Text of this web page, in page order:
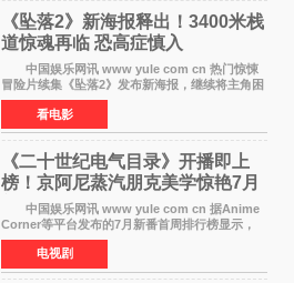
《坠落2》新海报释出！3400米栈
道惊魂再临 恐高症慎入
中国娱乐网讯 www yule com cn 热门惊悚
冒险片续集《坠落2》发布新海报，继续将主角困
于绝境高处——这一次，是摇摇欲坠的徒步栈
道。该片将于今年9月2日北美上映，恐高症患者
请提前做好心理
看电影
《二十世纪电气目录》开播即上
榜！京阿尼蒸汽朋克美学惊艳7月
新番季
中国娱乐网讯 www yule com cn 据Anime
Corner等平台发布的7月新番首周排行榜显示，
由京都动画制作的《二十世纪电气目录》在多个
榜单中表现亮眼，位列AniLab全球TOP10第十
名。该剧改编自结
电视剧